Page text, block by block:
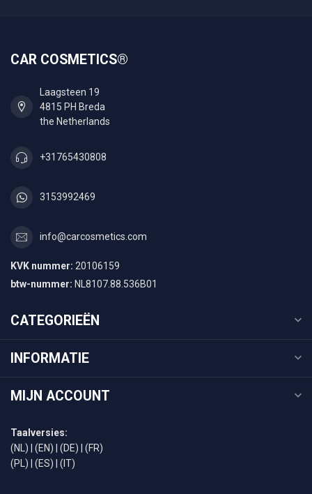
CAR COSMETICS®
Laagsteen 19
4815 PH Breda
the Netherlands
+31765430808
3153992469
info@carcosmetics.com
KVK nummer: 20106159
btw-nummer: NL8107.88.536B01
CATEGORIEËN
INFORMATIE
MIJN ACCOUNT
Taalversies:
(NL)
(EN) (DE)
(FR)
(PL)
(ES) (IT)